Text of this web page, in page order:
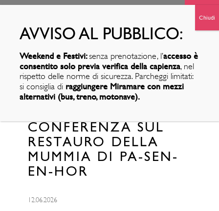
MIRAMARE: IL 16
CONFERENZA SUL
RESTAURO DELLA
MUMMIA DI PA-SEN-
EN-HOR
12.06.2026
Weekend e Festivi:senza prenotazione, l’accesso è
consentito solo previa verifica della capienza, nel
rispetto delle norme di sicurezza. Parcheggi limitati:
si consiglia di raggiungere Miramare con mezzi
alternativi (bus, treno, motonave).